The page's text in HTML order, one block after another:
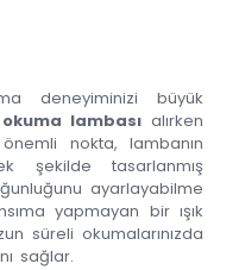
deneyiminizi büyük
lambası alırken
nokta, lambanın
şekilde tasarlanmış
ayarlayabilme
yapmayan bir ışık
süreli okumalarınızda
sağlar.